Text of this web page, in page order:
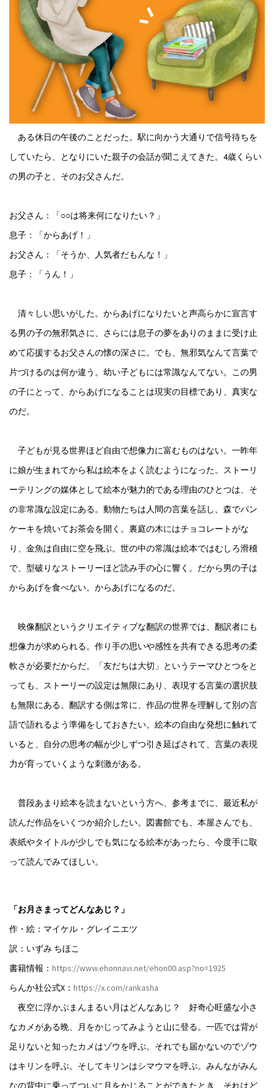
ある休日の午後のことだった。駅に向かう大通りで信号待ちを
していたら、となりにいた親子の会話が聞こえてきた。4歳くらい
の男の子と、そのお父さんだ。
お父さん：「○○は将来何になりたい？」
息子：「からあげ！」
お父さん：「そうか、人気者だもんな！」
息子：「うん！」
清々しい思いがした。からあげになりたいと声高らかに宣言す
る男の子の無邪気さに、さらには息子の夢をありのままに受け止
めて応援するお父さんの懐の深さに。でも、無邪気なんて言葉で
片づけるのは何か違う。幼い子どもには常識なんてない。この男
の子にとって、からあげになることは現実の目標であり、真実な
のだ。
子どもが見る世界ほど自由で想像力に富むものはない。一昨年
に娘が生まれてから私は絵本をよく読むようになった。ストーリ
ーテリングの媒体として絵本が魅力的である理由のひとつは、そ
の非常識な設定にある。動物たちは人間の言葉を話し、森でパン
ケーキを焼いてお茶会を開く。裏庭の木にはチョコレートがな
り、金魚は自由に空を飛ぶ。世の中の常識は絵本ではむしろ滑稽
で、型破りなストーリーほど読み手の心に響く。だから男の子は
からあげを食べない。からあげになるのだ。
映像翻訳というクリエイティブな翻訳の世界では、翻訳者にも
想像力が求められる。作り手の思いや感性を共有できる思考の柔
軟さが必要だからだ。「友だちは大切」というテーマひとつをと
っても、ストーリーの設定は無限にあり、表現する言葉の選択肢
も無限にある。翻訳する側は常に、作品の世界を理解して別の言
語で語れるよう準備をしておきたい。絵本の自由な発想に触れて
いると、自分の思考の幅が少しずつ引き延ばされて、言葉の表現
力が育っていくような刺激がある。
普段あまり絵本を読まないという方へ、参考までに、最近私が
読んだ作品をいくつか紹介したい。図書館でも、本屋さんでも、
表紙やタイトルが少しでも気になる絵本があったら、今度手に取
って読んでみてほしい。
「お月さまってどんなあじ？」
作・絵：マイケル・グレイニエツ
訳：いずみ ちほこ
書籍情報： https://www.ehonnavi.net/ehon00.asp?no=1925
らんか社公式X： https://x.com/rankasha
夜空に浮かぶまんまるい月はどんなあじ？ 好奇心旺盛な小さ
なカメがある晩、月をかじってみようと山に登る。一匹では背が
足りないと知ったカメはゾウを呼ぶ。それでも届かないのでゾウ
はキリンを呼ぶ。そしてキリンはシマウマを呼ぶ。みんながみん
なの背中に乗ってついに月をかじることができたとき、それはど